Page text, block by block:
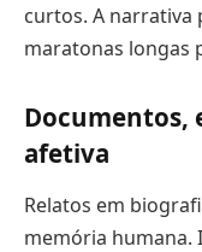
curtos. A narrativa
maratonas longas
Documentos,
afetiva
Relatos em
memória humana.